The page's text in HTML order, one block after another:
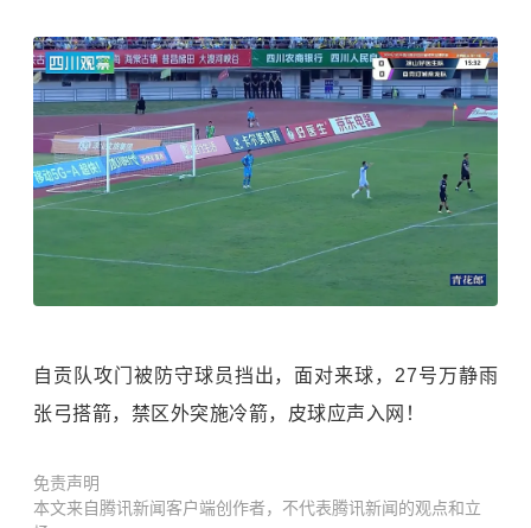
自贡队攻门被防守球员挡出，面对来球，27号万静雨
张弓搭箭，禁区外突施冷箭，皮球应声入网！
免责声明
本文来自腾讯新闻客户端创作者，不代表腾讯新闻的观点和立